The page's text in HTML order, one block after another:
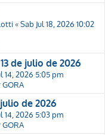
«Sab Jul 18, 2026 10:02
de julio de 2026
14, 2026 5:05 pm
de 2026
14, 2026 5:03 pm